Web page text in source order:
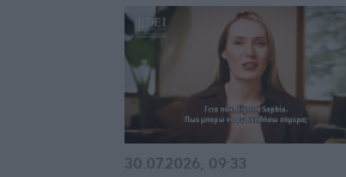
30.07.2026, 09:33